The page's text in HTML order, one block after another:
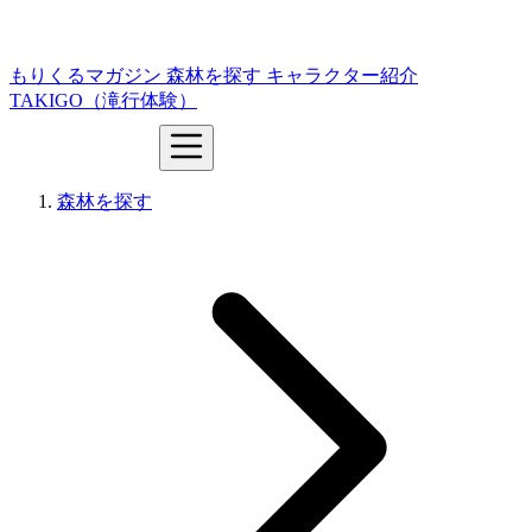
もりくるマガジン 森林を探す キャラクター紹介
TAKIGO（滝行体験）
森林を探す